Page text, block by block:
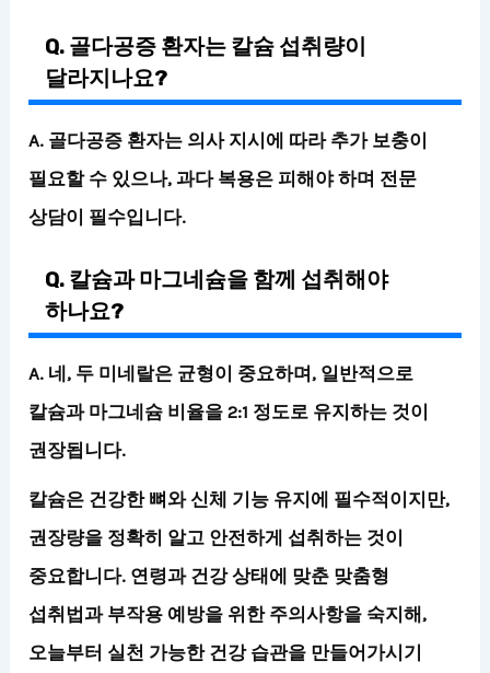
Q. 골다공증 환자는 칼슘 섭취량이
달라지나요?
A. 골다공증 환자는 의사 지시에 따라 추가 보충이
필요할 수 있으나, 과다 복용은 피해야 하며 전문
상담이 필수입니다.
Q. 칼슘과 마그네슘을 함께 섭취해야
하나요?
A. 네, 두 미네랄은 균형이 중요하며, 일반적으로
칼슘과 마그네슘 비율을 2:1 정도로 유지하는 것이
권장됩니다.
칼슘은 건강한 뼈와 신체 기능 유지에 필수적이지만,
권장량을 정확히 알고 안전하게 섭취하는 것이
중요합니다. 연령과 건강 상태에 맞춘 맞춤형
섭취법과 부작용 예방을 위한 주의사항을 숙지해,
오늘부터 실천 가능한 건강 습관을 만들어가시기